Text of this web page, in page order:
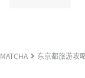
MATCHA 东京都旅游攻